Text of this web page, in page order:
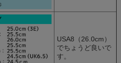
USA8（26.0cm）
でちょうど良いで
す。